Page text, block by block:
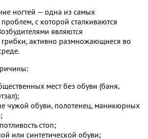
ногтей — одна из самых
с которой сталкиваются
являются
активно размножающиеся во
мест без обуви (баня,
чужой обуви, полотенец, маникюрных
стоп;
или синтетической обуви;